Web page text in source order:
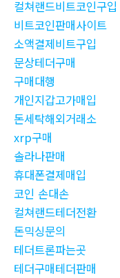
컬쳐랜드비트코인구입
비트코인판매사이트
소액결제비트구입
문상테더구매
구매대행
개인지갑고가매입
돈세탁해외거래소
xrp구매
솔라나판매
휴대폰결제매입
코인 손대손
컬쳐랜드테더전환
돈믹싱문의
테더트론파는곳
테더구매테더판매